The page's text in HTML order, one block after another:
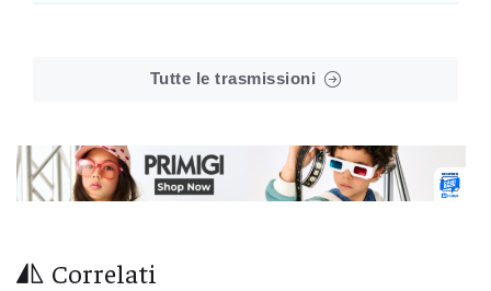
Tutte le trasmissioni
Correlati